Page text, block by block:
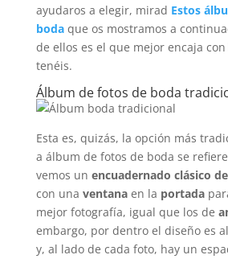
ayudaros a elegir, mirad Estos
bodaque os mostramos a
de ellos es el que mejor encaja
tenéis.
Álbum de fotos de boda
Esta es, quizás, la opción más
a álbum de fotos de boda se
vemos un encuadernado clásico
con una ventana en la portada
mejor fotografía, igual que los de
embargo, por dentro el diseño es
y, al lado de cada foto, hay un